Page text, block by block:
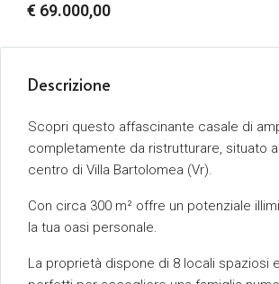
€ 69.000,00
Descrizione
Scopri questo affascinante casale di
completamente da ristrutturare, situato
centro di Villa Bartolomea (Vr).
Con circa 300 m² offre un potenziale
la tua oasi personale.
La proprietà dispone di 8 locali spaziosi